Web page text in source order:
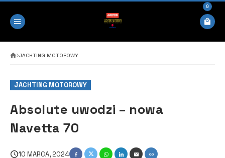
0
JACHTING MOTOROWY
JACHTING MOTOROWY
Absolute uwodzi – nowa
Navetta 70
10 MARCA, 2024